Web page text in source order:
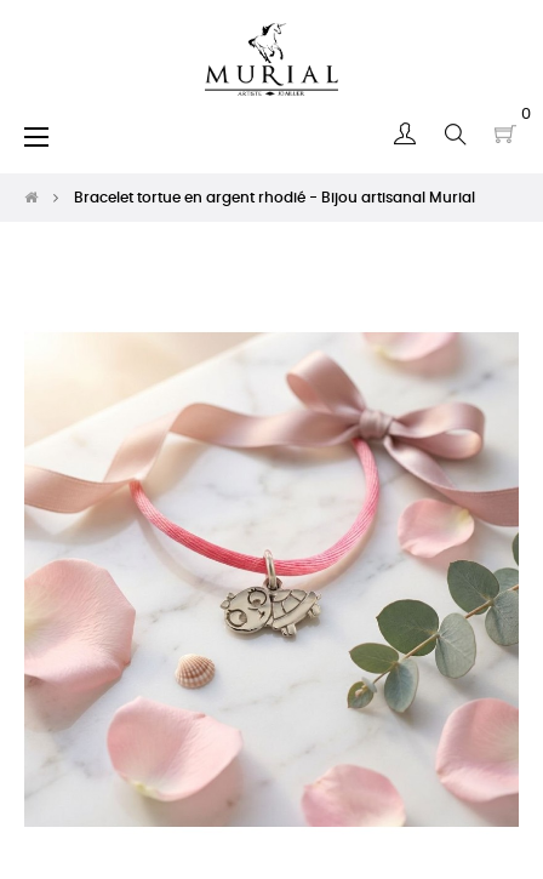
0
Basculer
☰
Bracelet tortue en argent rhodié - Bijou artisanal Murial